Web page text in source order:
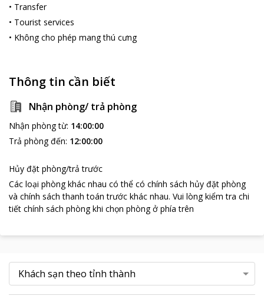
• Transfer
• Tourist services
• Không cho phép mang thú cưng
Thông tin cần biết
Nhận phòng/ trả phòng
Nhận phòng từ: 14:00:00
Trả phòng đến: 12:00:00
Hủy đặt phòng/trả trước
Các loại phòng khác nhau có thể có chính sách hủy đặt phòng
và chính sách thanh toán trước khác nhau. Vui lòng kiểm tra chi
tiết chính sách phòng khi chọn phòng ở phía trên